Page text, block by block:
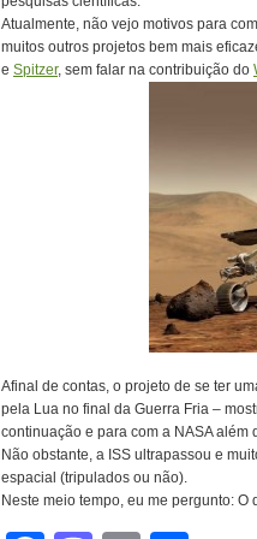
Atualmente, não vejo motivos para
muitos outros projetos bem mais
e Spitzer, sem falar na contribuição do
Afinal de contas, o projeto de se ter
pela Lua no final da Guerra Fria –
continuação e para com a NASA além
Não obstante, a ISS ultrapassou e
espacial (tripulados ou não).
Neste meio tempo, eu me pergunto: